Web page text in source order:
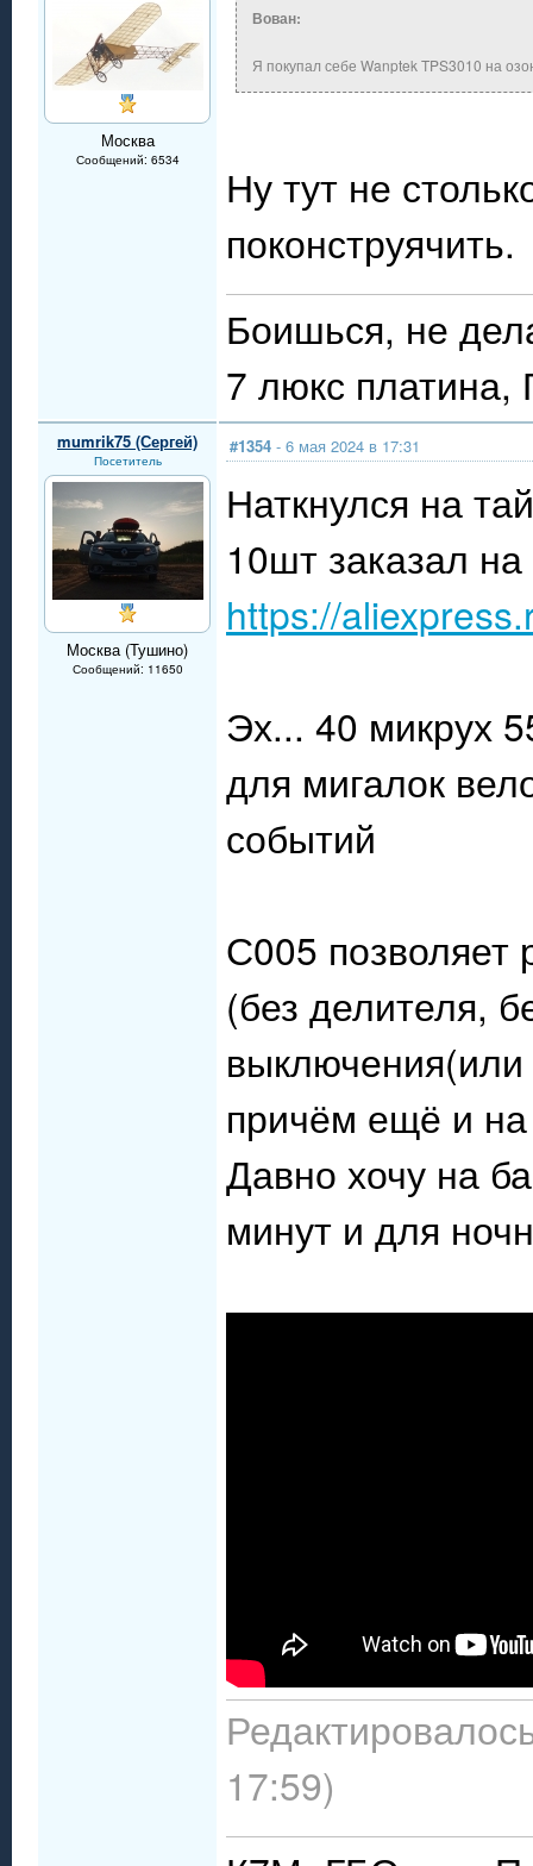
Москва
Сообщений: 6534
Вован:
Я покупал себе Wanptek TPS3010 на
Ну тут не
поконструячить.
Боишься, не
7 люкс
mumrik75 (Сергей)
Посетитель
Москва (Тушино)
Сообщений: 11650
#1354 - 6 мая 2024 в 17:31
Наткнулся на
10шт заказал
https://
Эх... 40 микрух
для мигалок
событий
С005 позволяет
(без делителя,
причём ещё и
Давно хочу на
минут и для
17:59)